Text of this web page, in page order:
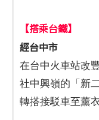
【搭乘台鐵】
經台中市
在台中火車站改
社中興嶺的「新
轉搭接駁車至薰